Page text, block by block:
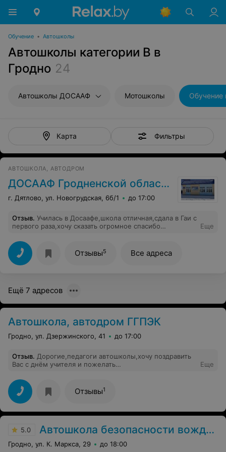
Обучение • Автошколы
Автошколы категории B в
Гродно 24
Автошколы ДОСААФ Мотошколы Обучение
Карта Фильтры
АВТОШКОЛА, АВТОДРОМ
ДОСААФ Гродненской области
г. Дятлово, ул. Новогрудская, 6б/1 до 17:00
Отзыв. Училась в Досаафе,школа отличная,сдала в Гаи с
первого раза,хочу сказать огромное спасибо
инструктору по вождению Христовому Сергею
Анатольевичу .
Еще
Отзывы5 Все адреса
Ещё 7 адресов
Автошкола, автодром ГГПЭК
Гродно, ул. Дзержинского, 41 до 17:00
Отзыв. Дорогие,педагоги автошколы,хочу поздравить
Вас с днём учителя и пожелать
лёгком труде,а особенно хочется выразить особую
признательность и благодарность Бгушевич Ивану
Ильичу,за его чуткое и доброе отношение к нам
ученикам и хочется пожелать Вам всем здоровья и
долгих лет жизни.Пусть Ваш труд и в дальнейшем
Спасибо Вам.
Еще
Отзывы1
5.0 Автошкола безопасности вождения
Гродно, ул. К. Маркса, 29 до 18:00